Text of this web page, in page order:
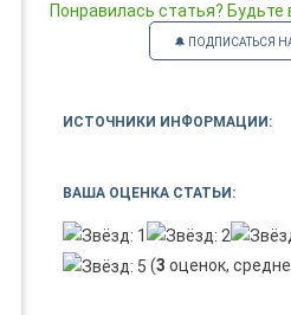
Понравилась статья? Будьте
🔔 ПОДПИСАТЬСЯ
ИСТОЧНИКИ ИНФОРМАЦИИ:
ВАША ОЦЕНКА СТАТЬИ:
(3 оценок,